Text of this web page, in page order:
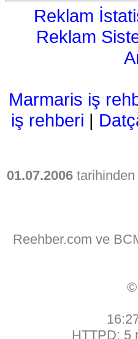
Reklam
Reklam
Marmaris iş
iş rehberi |
01.07.2006
Reehber.com ve
©
HTTPD: 5